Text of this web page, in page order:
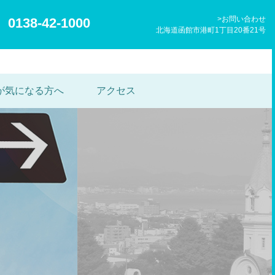
0138-42-1000
お問い合わせ
北海道函館市港町1丁目20番21号
気になる方へ アクセス